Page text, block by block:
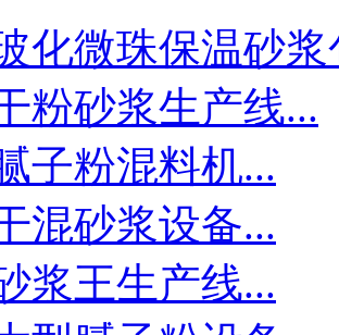
化微珠保温砂浆
粉砂浆生产线...
子粉混料机...
混砂浆设备...
浆王生产线...